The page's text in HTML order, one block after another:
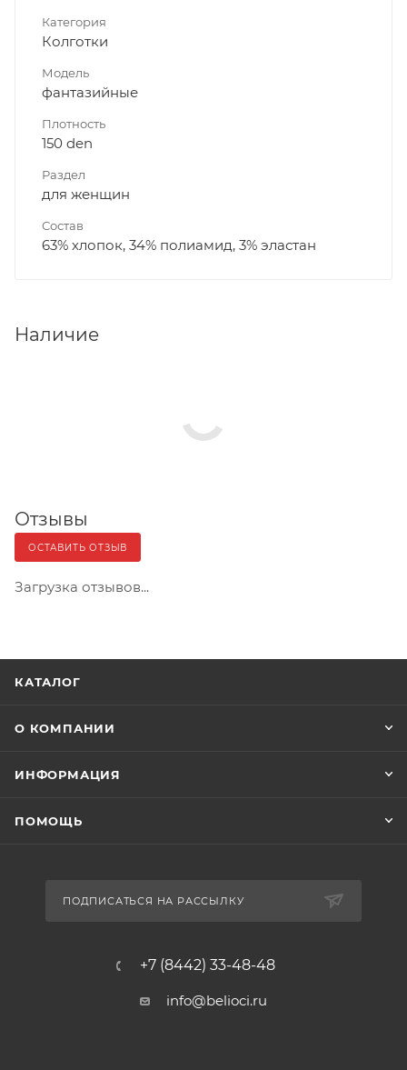
Категория
Колготки
Модель
фантазийные
Плотность
150 den
Раздел
для женщин
Состав
63% хлопок, 34% полиамид, 3% эластан
Наличие
Отзывы
ОСТАВИТЬ ОТЗЫВ
Загрузка отзывов...
КАТАЛОГ
О КОМПАНИИ
ИНФОРМАЦИЯ
ПОМОЩЬ
ПОДПИСАТЬСЯ НА РАССЫЛКУ
+7 (8442) 33-48-48
info@belioci.ru